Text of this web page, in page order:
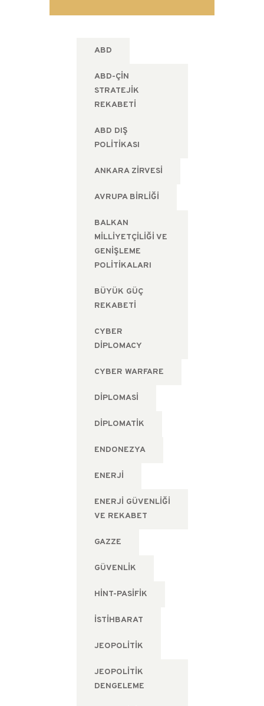
ABD
ABD-ÇIN
STRATEJIK
REKABETI
ABD DIŞ
POLITIKASI
ANKARA ZIRVESI
AVRUPA BIRLIĞI
BALKAN
MILLIYETÇILIĞI VE
GENIŞLEME
POLITIKALARI
BÜYÜK GÜÇ
REKABETI
CYBER
DIPLOMACY
CYBER WARFARE
DIPLOMASI
DIPLOMATIK
ENDONEZYA
ENERJI
ENERJI GÜVENLIĞI
VE REKABET
GAZZE
GÜVENLIK
HINT-PASIFIK
ISTIHBARAT
JEOPOLITIK
JEOPOLITIK
DENGELEME